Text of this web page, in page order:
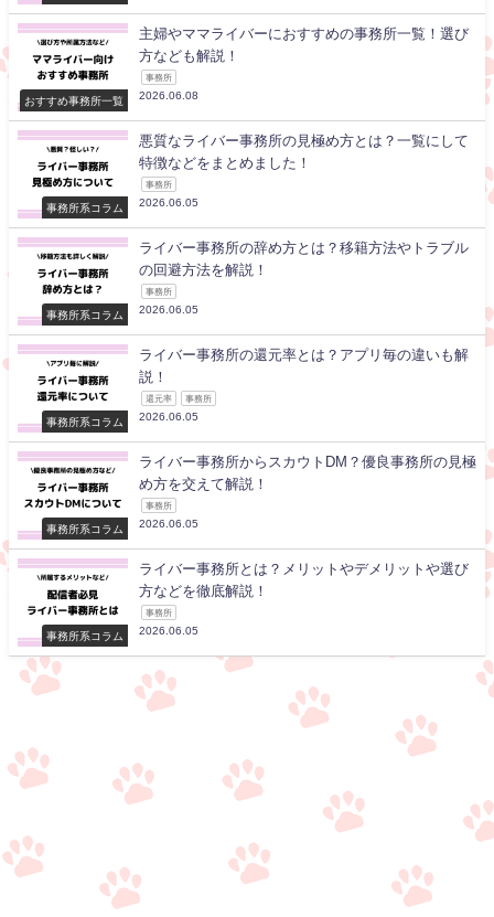
おすすめ事務所一覧
主婦やママライバーにおすすめの事務所一覧！選び
方なども解説！
事務所
2026.06.08
事務所系コラム
悪質なライバー事務所の見極め方とは？一覧にして
特徴などをまとめました！
事務所
2026.06.05
事務所系コラム
ライバー事務所の辞め方とは？移籍方法やトラブル
の回避方法を解説！
事務所
2026.06.05
事務所系コラム
ライバー事務所の還元率とは？アプリ毎の違いも解
説！
還元率 事務所
2026.06.05
事務所系コラム
ライバー事務所からスカウトDM？優良事務所の見極
め方を交えて解説！
事務所
2026.06.05
事務所系コラム
ライバー事務所とは？メリットやデメリットや選び
方などを徹底解説！
事務所
2026.06.05